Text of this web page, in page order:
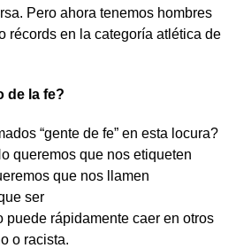
Pero ahora tenemos hombres
récords en la categoría atlética de
de la fe?
“gente de fe” en esta locura?
queremos que nos etiqueten
que nos llamen
ser
puede rápidamente caer en otros
o racista.